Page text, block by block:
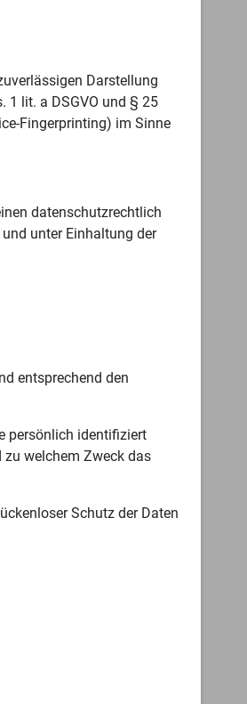
Darstellung
1 lit. a DSGVO und § 25
Fingerprinting) im Sinne
datenschutzrechtlich
unter Einhaltung der
entsprechend den
persönlich identifiziert
zu welchem Zweck das
Schutz der Daten